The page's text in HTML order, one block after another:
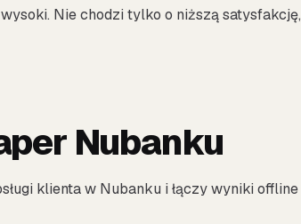
Nie chodzi tylko o niższą satysfakcję,
Nubanku
klienta w Nubanku i łączy wyniki offline